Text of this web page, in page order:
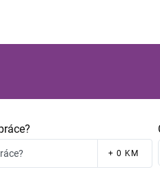
+ 0 KM